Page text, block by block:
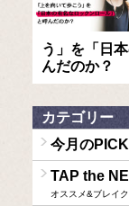
う」を「日
んだのか？
カテゴリー
今月の
TAP the
オススメ&ブレイ